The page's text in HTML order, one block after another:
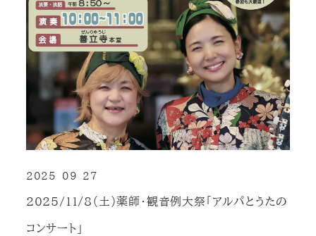
2025/11/8（土）薬師・観音例大祭「アルパとうたの
コンサート」
2025-09-27